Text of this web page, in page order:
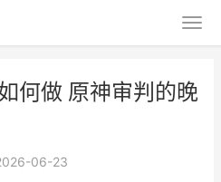
何做 原神审判的晚
06-23